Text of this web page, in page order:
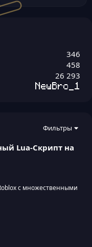
346
458
26 293
NewBro_1
Фильтры
Lua-Скрипт на
с множественными